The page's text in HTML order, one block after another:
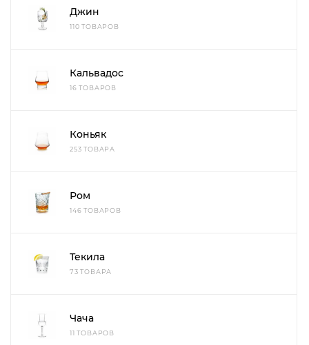
Джин
110 ТОВАРОВ
Кальвадос
16 ТОВАРОВ
Коньяк
253 ТОВАРА
Ром
146 ТОВАРОВ
Текила
73 ТОВАРА
Чача
11 ТОВАРОВ